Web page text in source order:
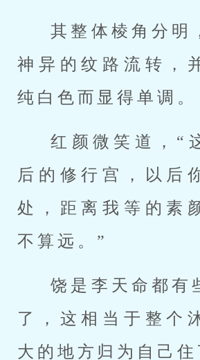
其整体棱角分明
神异的纹路流转，
纯白色而显得单调。
红颜微笑道，“
后的修行宫，以后
处，距离我等的素
不算远。”
饶是李天命都有
了，这相当于整个
大的地方归为自己住